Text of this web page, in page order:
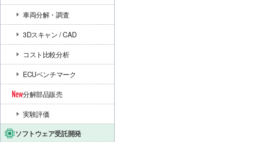
車両分解・調査
3Dスキャン / CAD
コスト比較分析
ECUベンチマーク
分解部品販売
実験評価
ソフトウェア受託開発